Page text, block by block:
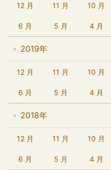
12 月 11 月 10 月
6 月 5 月 4 月
2019年
12 月 11 月 10 月
6 月 5 月 4 月
2018年
12 月 11 月 10 月
6 月 5 月 4 月